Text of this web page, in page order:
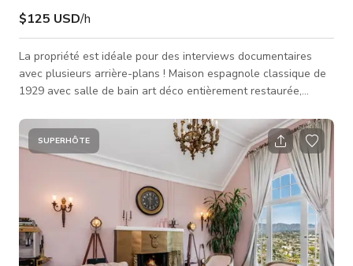
$125 USD/h
La propriété est idéale pour des interviews documentaires
avec plusieurs arrière-plans ! Maison espagnole classique de
1929 avec salle de bain art déco entièrement restaurée,
uniques, située dans une rue calme et adaptée à la production
à Glendale ! Le salon comprend des poutres apparentes, une
grande cheminée circulaire et des portes-fenêtres. La salle à
manger dispose d'une longue table en bois avec 10 chaises,
un vieu
SUPERHÔTE